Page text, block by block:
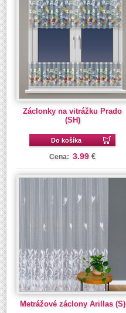
Záclonky na vitrážku Prado
(SH)
Do košíka
Cena: 3.99 €
Metrážové záclony Arillas (S)